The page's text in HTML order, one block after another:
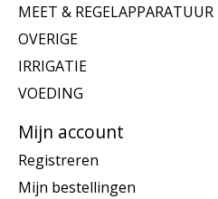
MEET & REGELAPPARATUUR
OVERIGE
IRRIGATIE
VOEDING
Mijn account
Registreren
Mijn bestellingen